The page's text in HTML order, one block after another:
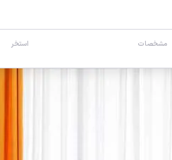
مشخصات استخر